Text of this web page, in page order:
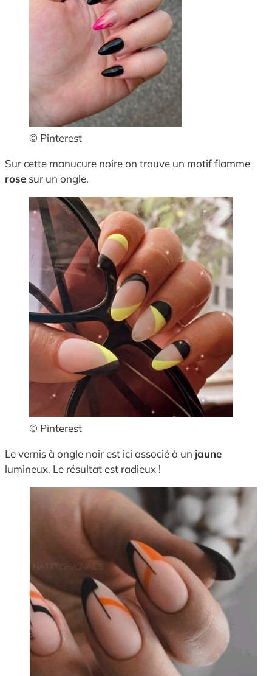
© Pinterest
Sur cette manucure noire on trouve un motif flamme
rose sur un ongle.
© Pinterest
Le vernis à ongle noir est ici associé à un jaune
lumineux. Le résultat est radieux !